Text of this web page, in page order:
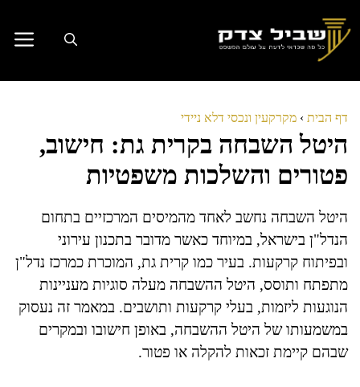
לתוכן
דף הבית › מקרקעין ונכסי דלא ניידי
היטל השבחה בקרית גת: חישוב,
פטורים והשלכות משפטיות
היטל השבחה נחשב לאחד מהמיסים המרכזיים בתחום
הנדל"ן בישראל, במיוחד כאשר מדובר בתכנון עירוני
ובפיתוח קרקעות. בעיר כמו קרית גת, המוכרת כמרכז נדל"ן
מתפתח ותוסס, היטל ההשבחה מעלה סוגיות מעניינות
הנוגעות ליזמות, בעלי קרקעות ותושבים. במאמר זה נעסוק
במשמעותו של היטל ההשבחה, באופן חישובו ובמקרים
שבהם קיימת זכאות להקלה או פטור.